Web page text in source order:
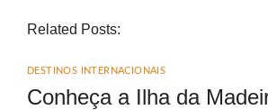
Related Posts:
DESTINOS INTERNACIONAIS
Conheça a Ilha da